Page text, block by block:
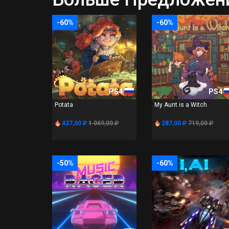
-60%
PS4
Potata
427,00 ₽ 1 069,00 ₽
-60%
PS4
My Aunt is a Witch
287,00 ₽ 719,00 ₽
-50% -60%